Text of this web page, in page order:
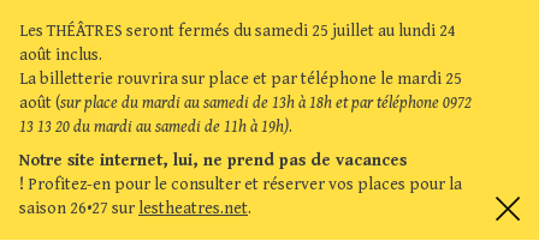
Les THÉÂTRES seront fermés du samedi 25 juillet au lundi 24
août inclus.
La billetterie rouvrira sur place et par téléphone le mardi 25
août (sur place du mardi au samedi de 13h à 18h et par téléphone 0972
13 13 20 du mardi au samedi de 11h à 19h).
Notre site internet, lui, ne prend pas de vacances
! Profitez-en pour le consulter et réserver vos places pour la
saison 26•27 sur lestheatres.net.